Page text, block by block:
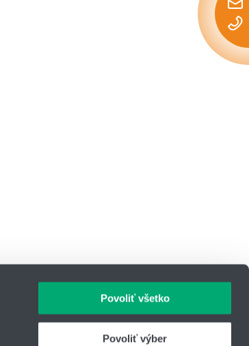
Povoliť všetko
Povoliť výber